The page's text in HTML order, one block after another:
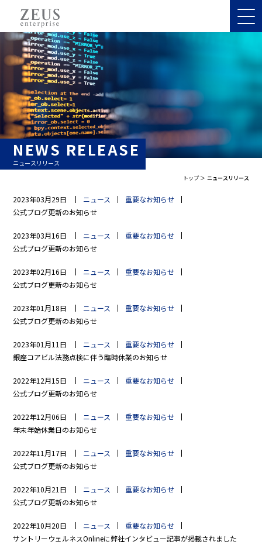
NEWS RELEASE
ニュースリリース
トップ ニュースリリース
2023年03月29日 ニュース
重要なお知らせ
公式ブログ更新のお知らせ
2023年03月16日 ニュース
重要なお知らせ
公式ブログ更新のお知らせ
2023年02月16日 ニュース
重要なお知らせ
公式ブログ更新のお知らせ
2023年01月18日 ニュース
重要なお知らせ
公式ブログ更新のお知らせ
2023年01月11日 ニュース
重要なお知らせ
銀座コアビル法務点検に伴う臨時休業のお知らせ
2022年12月15日 ニュース
重要なお知らせ
公式ブログ更新のお知らせ
2022年12月06日 ニュース
重要なお知らせ
年末年始休業日のお知らせ
2022年11月17日 ニュース
重要なお知らせ
公式ブログ更新のお知らせ
2022年10月21日 ニュース
重要なお知らせ
公式ブログ更新のお知らせ
2022年10月20日 ニュース
重要なお知らせ
サントリーウェルネスOnlineに弊社インタビュー記事が掲載されました